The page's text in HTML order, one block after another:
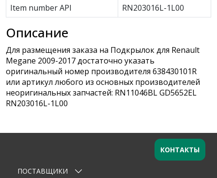
Item number API
RN203016L-1L00
Описание
Для размещения заказа на Подкрылок для Renault
Megane 2009-2017 достаточно указать
оригинальный номер производителя 638430101R
или артикул любого из основных производителей
неоригинальных запчастей: RN11046BL GD5652EL
RN203016L-1L00
Оставьте заявку
ПОСТАВЩИКИ
КОНТАКТЫ